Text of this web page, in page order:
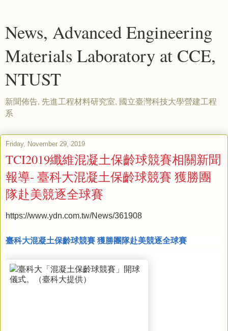
News, Advanced Engineering
Materials Laboratory at CCE,
NTUST
新聞佈告, 先進工程材料研究室, 國立臺灣科技大學營建工程
系
Friday, November 29, 2019
TCI2019纖維混凝土保齡球競賽相關新聞
報導- 臺科大混凝土保齡球競賽 獲勝團
隊赴美競逐全球賽
https://www.ydn.com.tw/News/361908
臺科大混凝土保齡球競賽 獲勝團隊赴美競逐全球賽